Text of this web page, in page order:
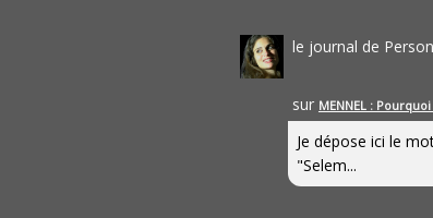
le journal de
sur MENNEL :
Je dépose ici le
"Selem...